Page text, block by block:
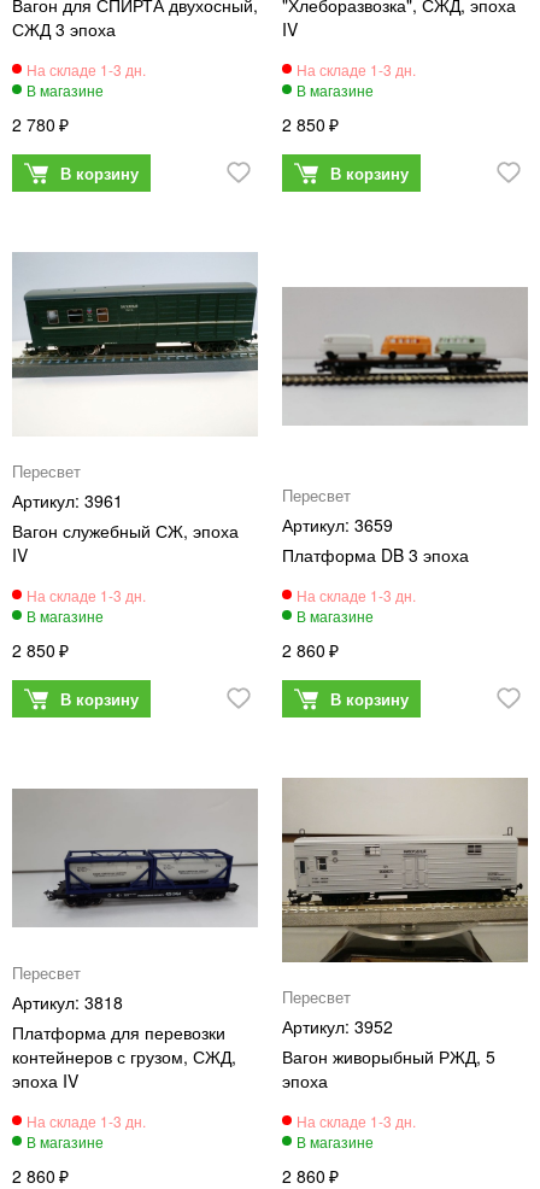
СЖД 3 эпоха
2 780
IV
2 850
Пересвет
3961
Вагон служебный СЖ, эпоха
IV
2 850
Пересвет
3659
Платформа DB 3 эпоха
2 860
Пересвет
3818
Платформа для перевозки
контейнеров с грузом, СЖД,
эпоха IV
2 860
Пересвет
3952
Вагон живорыбный РЖД, 5
эпоха
2 860